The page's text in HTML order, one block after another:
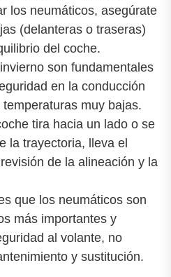
los neumáticos, asegúrate
(delanteras o traseras)
del coche.
son fundamentales
en la conducción
muy bajas.
tira hacia un lado o se
la trayectoria, lleva el
de la alineación y la
que los neumáticos son
más importantes y
al volante, no
y sustitución.